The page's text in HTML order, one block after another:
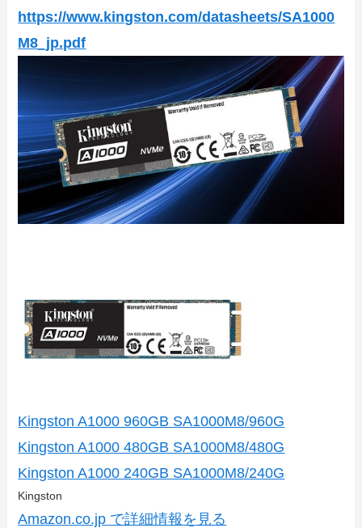
https://www.kingston.com/datasheets/SA1000
M8_jp.pdf
Kingston A1000 960GB SA1000M8/960G
Kingston A1000 480GB SA1000M8/480G
Kingston A1000 240GB SA1000M8/240G
Kingston
Amazon.co.jp で詳細情報を見る